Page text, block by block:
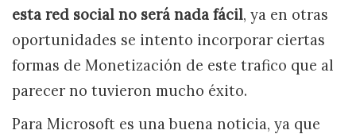
esta red social no será nada fácil, ya en otras
oportunidades se intento incorporar ciertas
formas de Monetización de este trafico que al
parecer no tuvieron mucho éxito.
Para Microsoft es una buena noticia, ya que